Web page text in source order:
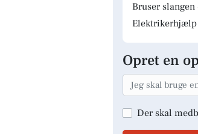
Bruser
Opret en
Der skal